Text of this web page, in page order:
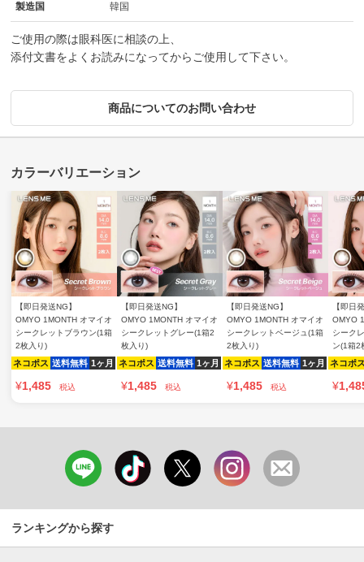
製造国 韓国
ご使用の際は眼科医に相談の上、
添付文書をよくお読みになってからご使用して下さい。
商品についてのお問い合わせ
【即日発送NG】
OMYO 1MONTH オマイオ
シークレットブラウン(1箱
2枚入り)
ネコポス 送料無料 1ヶ月
¥1,485 税込
【即日発送NG】
OMYO 1MONTH オマイオ
シークレットグレー(1箱2
枚入り)
ネコポス 送料無料 1ヶ月
¥1,485 税込
【即日発送NG】
OMYO 1MONTH オマイオ
シークレットベージュ(1箱
2枚入り)
ネコポス 送料無料 1ヶ月
¥1,485 税込
【即日
OMYO
シーク
ン(1箱2
ネコポ
¥
ランキングから探す